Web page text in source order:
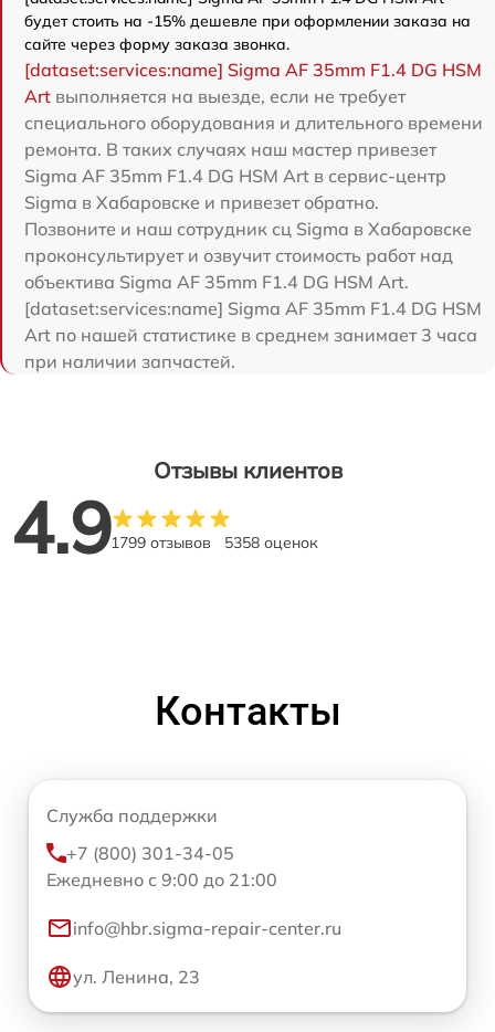
будет стоить на -15% дешевле при оформлении заказа на
сайте через форму заказа звонка.
[dataset:services:name] Sigma AF 35mm F1.4 DG HSM
Art выполняется на выезде, если не требует
специального оборудования и длительного времени
ремонта. В таких случаях наш мастер привезет
Sigma AF 35mm F1.4 DG HSM Art в сервис-центр
Sigma в Хабаровске и привезет обратно.
Позвоните и наш сотрудник сц Sigma в Хабаровске
проконсультирует и озвучит стоимость работ над
объектива Sigma AF 35mm F1.4 DG HSM Art.
[dataset:services:name] Sigma AF 35mm F1.4 DG HSM
Art по нашей статистике в среднем занимает 3 часа
при наличии запчастей.
Отзывы клиентов
4.91799 отзывов 5358 оценок
Контакты
Служба поддержки
+7 (800) 301-34-05
Ежедневно с 9:00 до 21:00
info@hbr.sigma-repair-center.ru
ул. Ленина, 23